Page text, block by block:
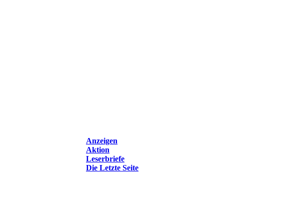
Anzeigen
Aktion
Leserbriefe
Die Letzte Seite